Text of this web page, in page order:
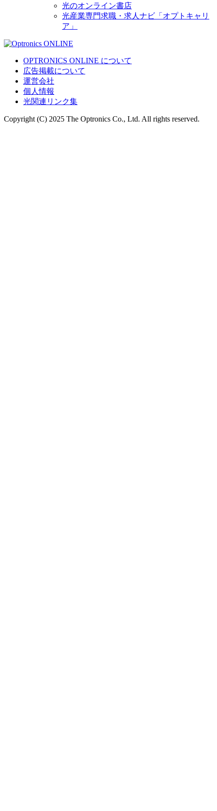
光のオンライン書店
光産業専門求職・求人ナビ「オプトキャリ
ア」
OPTRONICS ONLINE について
広告掲載について
運営会社
個人情報
光関連リンク集
Copyright (C) 2025 The Optronics Co., Ltd. All rights reserved.